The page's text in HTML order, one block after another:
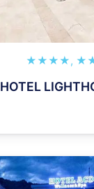
★★★★,
HOTEL